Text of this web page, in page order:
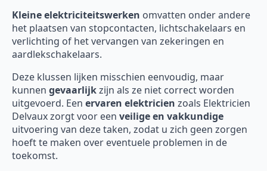
Kleine elektriciteitswerken omvatten onder andere
het plaatsen van stopcontacten, lichtschakelaars en
verlichting of het vervangen van zekeringen en
aardlekschakelaars.
Deze klussen lijken misschien eenvoudig, maar
kunnen gevaarlijkzijn als ze niet correct worden
uitgevoerd. Een ervaren elektricien zoals Elektricien
Delvaux zorgt voor een veilige en vakkundige
uitvoering van deze taken, zodat u zich geen zorgen
hoeft te maken over eventuele problemen in de
toekomst.